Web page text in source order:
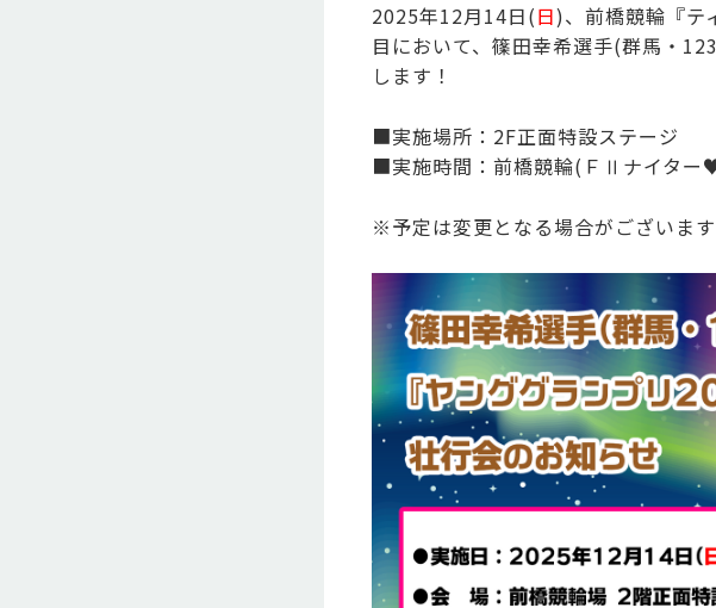
2025年12月14日(日)、前橋競輪『
目において、篠田幸希選手(群馬・
します！
■実施場所：2F正面特設ステージ
■実施時間：前橋競輪(ＦⅡナイタ
※予定は変更となる場合がございま